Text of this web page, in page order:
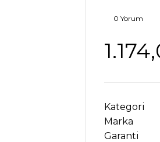
0 Yorum
Kategori
Marka
Garanti